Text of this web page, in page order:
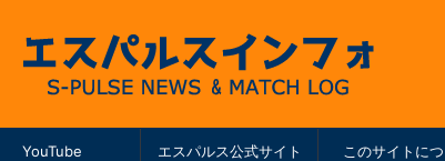
YouTube エスパルス公式サイト このサイトに